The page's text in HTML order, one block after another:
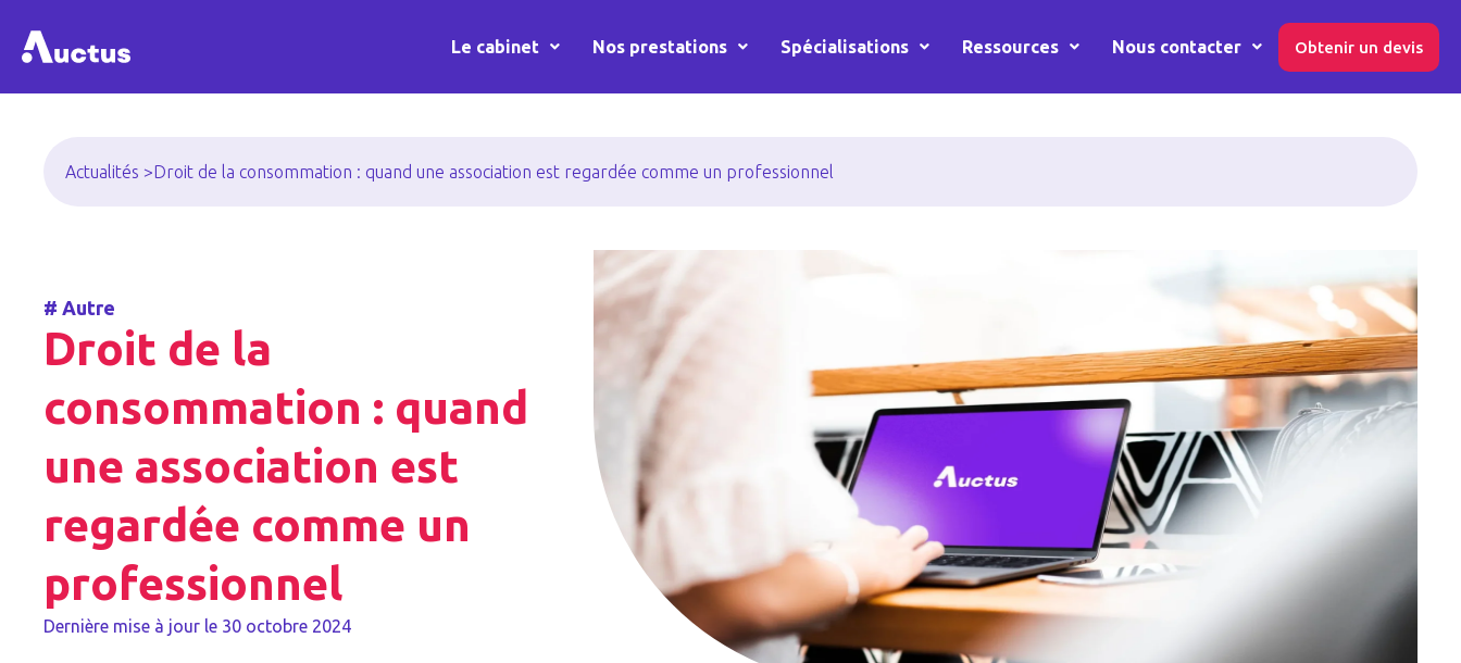
Le cabinet Nos prestations Spécialisations Ressources Nous contacter Obtenir un devis
Actualités >Droit de la consommation : quand une association est regardée comme un professionnel
# Autre
Droit de la
consommation : quand
une association est
regardée comme un
professionnel
Dernière mise à jour le 30 octobre 2024